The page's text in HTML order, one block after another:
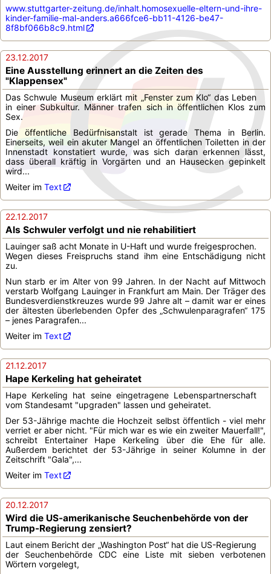
www.stuttgarter-zeitung.de/inhalt.homosexuelle-eltern-und-ihre-
kinder-familie-mal-anders.a666fce6-bb11-4126-be47-
8f8bf066b8c9.html
23.12.2017
Eine Ausstellung erinnert an die Zeiten des
"Klappensex"
Das Schwule Museum erklärt mit „Fenster zum Klo“ das Leben
in einer Subkultur. Männer trafen sich in öffentlichen Klos zum
Sex.
Die öffentliche Bedürfnisanstalt ist gerade Thema in Berlin.
Einerseits, weil ein akuter Mangel an öffentlichen Toiletten in der
Innenstadt konstatiert wurde, was sich daran erkennen lässt,
dass überall kräftig in Vorgärten und an Hausecken gepinkelt
wird...
Weiter im Text
22.12.2017
Als Schwuler verfolgt und nie rehabilitiert
Lauinger saß acht Monate in U-Haft und wurde freigesprochen.
Wegen dieses Freispruchs stand ihm eine Entschädigung nicht
zu.
Nun starb er im Alter von 99 Jahren. In der Nacht auf Mittwoch
verstarb Wolfgang Lauinger in Frankfurt am Main. Der Träger des
Bundesverdienstkreuzes wurde 99 Jahre alt – damit war er eines
der ältesten überlebenden Opfer des „Schwulenparagrafen“ 175
– jenes Paragrafen...
Weiter im Text
21.12.2017
Hape Kerkeling hat geheiratet
Hape Kerkeling hat seine eingetragene Lebenspartnerschaft
vom Standesamt "upgraden" lassen und geheiratet.
Der 53-Jährige machte die Hochzeit selbst öffentlich - viel mehr
verriet er aber nicht. "Für mich war es wie ein zweiter Mauerfall!",
schreibt Entertainer Hape Kerkeling über die Ehe für alle.
Außerdem berichtet der 53-Jährige in seiner Kolumne in der
Zeitschrift "Gala",...
Weiter im Text
20.12.2017
Wird die US-amerikanische Seuchenbehörde von der
Trump-Regierung zensiert?
Laut einem Bericht der „Washington Post“ hat die US-Regierung
der Seuchenbehörde CDC eine Liste mit sieben verbotenen
Wörtern vorgelegt,